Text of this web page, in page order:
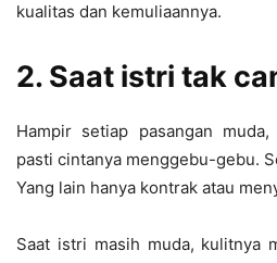
kualitas dan kemuliaannya.
2. Saat istri tak
Hampir setiap pasangan
pasti cintanya menggebu-gebu.
Yang lain hanya kontrak atau
Saat istri masih muda, kulitnya